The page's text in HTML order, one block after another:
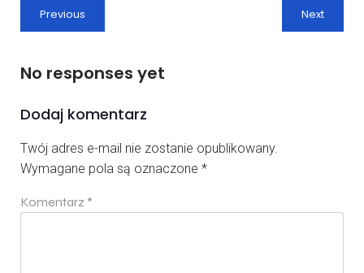
Previous Next
No responses yet
Dodaj komentarz
Twój adres e-mail nie zostanie opublikowany.
Wymagane pola są oznaczone *
Komentarz *